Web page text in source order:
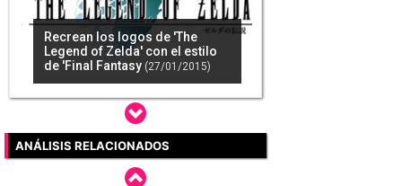
Recrean los logos de 'The
Legend of Zelda' con el estilo
de 'Final Fantasy (27/01/2015)
GAME España ofrece la demo
ANÁLISIS RELACIONADOS